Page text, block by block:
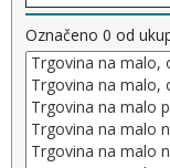
Označeno 0 od